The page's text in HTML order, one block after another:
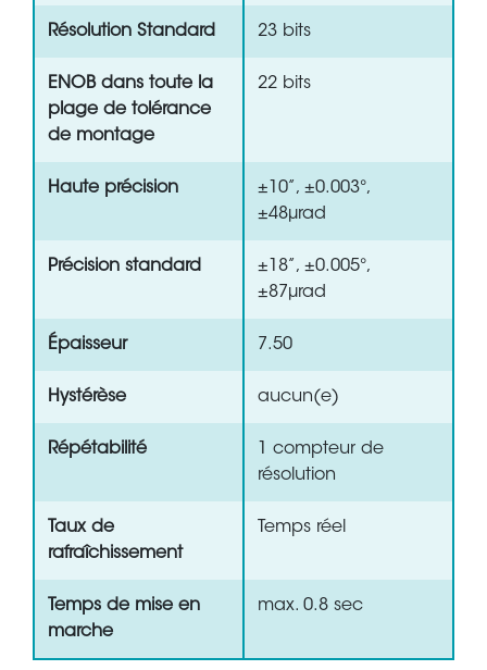
Résolution Standard 23 bits
ENOB dans toute la
plage de tolérance
de montage
22 bits
Haute précision
±10”, ±0.003°,
±48µrad
Précision standard
±18”, ±0.005°,
±87µrad
Épaisseur 7.50
Hystérèse aucun(e)
Répétabilité
1 compteur de
résolution
Taux de
rafraîchissement
Temps réel
Temps de mise en
marche
max. 0.8 sec